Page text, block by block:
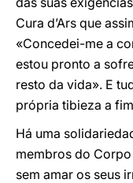
Cura d’Ars que
«Concedei-me a
estou pronto a
resto da vida». E
própria tibieza a
Há uma
membros do
sem amar os seus